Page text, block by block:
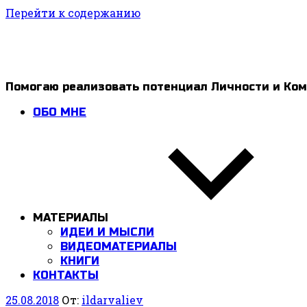
Перейти к содержанию
1ldar
Помогаю реализовать потенциал Личности и
ОБО МНЕ
МАТЕРИАЛЫ
ИДЕИ И МЫСЛИ
ВИДЕОМАТЕРИАЛЫ
КНИГИ
КОНТАКТЫ
25.08.2018 От: ildarvaliev